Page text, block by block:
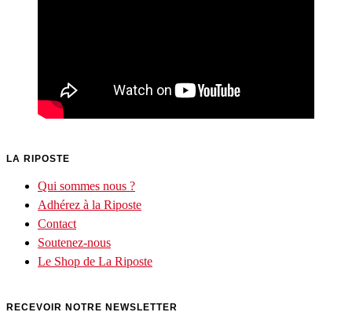
LA RIPOSTE
Qui sommes nous ?
Adhérez à la Riposte
Contact
Soutenez-nous
Le Shop de La Riposte
RECEVOIR NOTRE NEWSLETTER